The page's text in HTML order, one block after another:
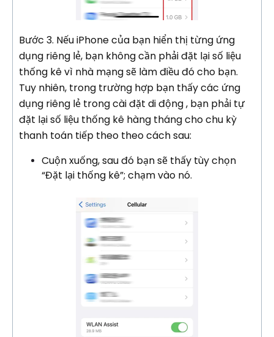
Bước 3. Nếu iPhone của bạn hiển thị từng ứng
dụng riêng lẻ, bạn không cần phải đặt lại số liệu
thống kê vì nhà mạng sẽ làm điều đó cho bạn.
Tuy nhiên, trong trường hợp bạn thấy các ứng
dụng riêng lẻ trong cài đặt di động , bạn phải tự
đặt lại số liệu thống kê hàng tháng cho chu kỳ
thanh toán tiếp theo theo cách sau:
Cuộn xuống, sau đó bạn sẽ thấy tùy chọn
“Đặt lại thống kê”; chạm vào nó.